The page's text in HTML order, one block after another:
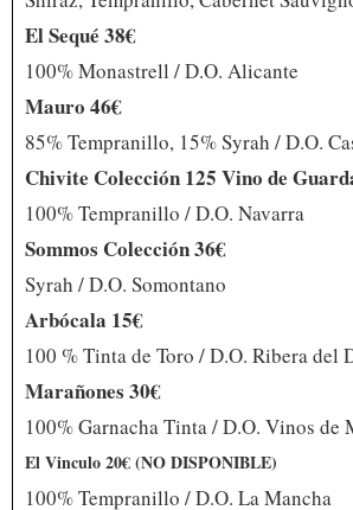
El Sequé 38€
100% Monastrell / D.O. Alicante
Mauro 46€
85% Tempranillo, 15% Syrah / D.O.
Chivite Colección 125 Vino de
100% Tempranillo / D.O. Navarra
Sommos Colección 36€
Syrah / D.O. Somontano
Arbócala 15€
100 % Tinta de Toro / D.O. Ribera del
Marañones 30€
100% Garnacha Tinta / D.O. Vinos de
El Vinculo 20€ (NO DISPONIBLE)
100% Tempranillo / D.O. La Mancha